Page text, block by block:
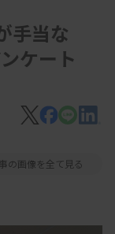
手当な
ケート
の画像を全て見る